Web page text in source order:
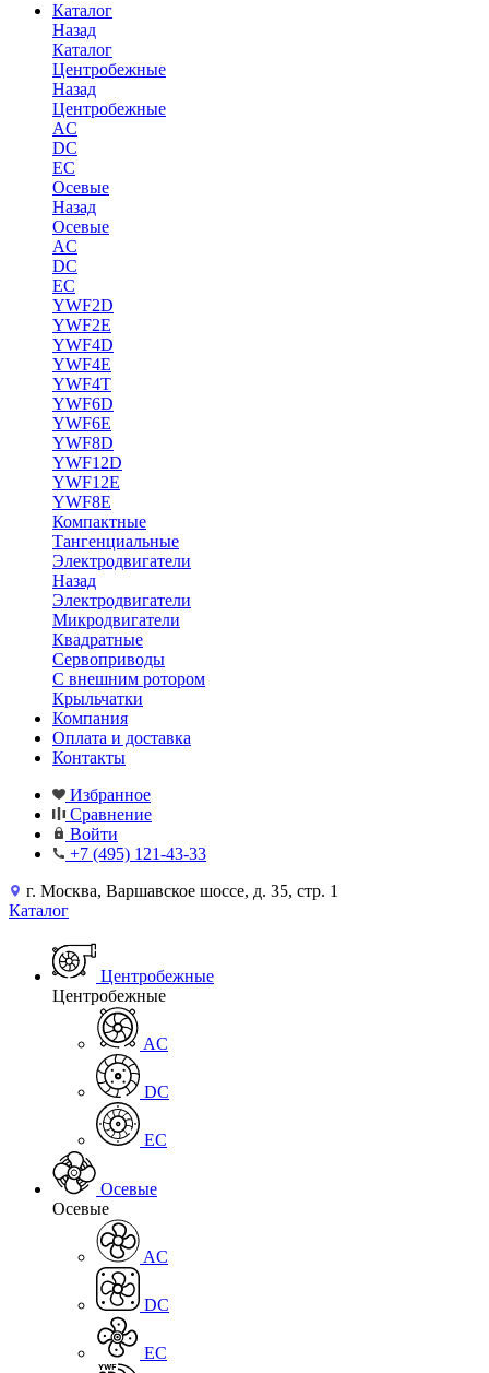
Каталог
Назад
Каталог
Центробежные
Назад
Центробежные
AC
DC
EC
Осевые
Назад
Осевые
AC
DC
EC
YWF2D
YWF2E
YWF4D
YWF4E
YWF4T
YWF6D
YWF6E
YWF8D
YWF12D
YWF12E
YWF8E
Компактные
Тангенциальные
Электродвигатели
Назад
Электродвигатели
Микродвигатели
Квадратные
Сервоприводы
С внешним ротором
Крыльчатки
Компания
Оплата и доставка
Контакты
Избранное
Сравнение
Войти
+7 (495) 121-43-33
г. Москва, Варшавское шоссе, д. 35, стр. 1
Каталог
Центробежные
Центробежные
AC
DC
EC
Осевые
Осевые
AC
DC
EC